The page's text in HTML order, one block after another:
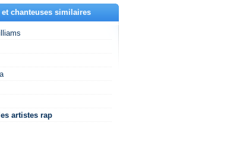
et chanteuses similaires
artistes rap